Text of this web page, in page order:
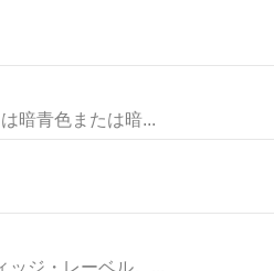
暗青色または暗...
ッジ・レーベル。...